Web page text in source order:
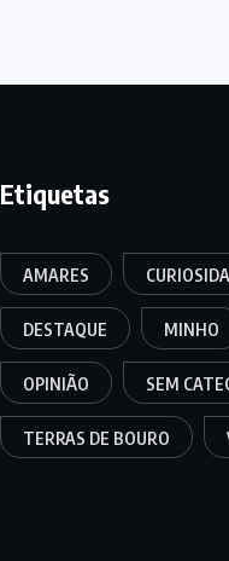
Etiquetas
AMARES
DESTAQUE MINHO
OPINIÃO SEM
TERRAS DE BOURO